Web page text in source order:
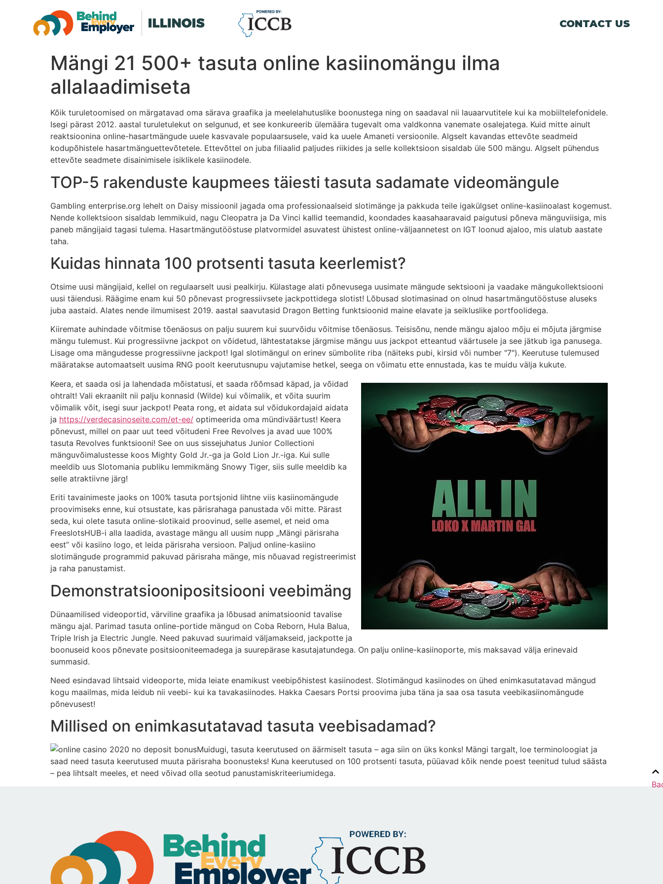
CONTACT US
Mängi 21 500+ tasuta online kasiinomängu ilma
allalaadimiseta
Kõik turuletoomised on märgatavad oma särava graafika ja meelelahutuslike boonustega ning on saadaval nii lauaarvutitele kui ka mobiiltelefonidele.
Isegi pärast 2012. aastal turuletulekut on selgunud, et see konkureerib ülemäära tugevalt oma valdkonna vanemate osalejatega. Kuid mitte ainult
reaktsioonina online-hasartmängude uuele kasvavale populaarsusele, vaid ka uuele Amaneti versioonile. Algselt kavandas ettevõte seadmeid
kodupõhistele hasartmänguettevõtetele. Ettevõttel on juba filiaalid paljudes riikides ja selle kollektsioon sisaldab üle 500 mängu. Algselt pühendus
ettevõte seadmete disainimisele isiklikele kasiinodele.
TOP-5 rakenduste kaupmees täiesti tasuta sadamate videomängule
Gambling enterprise.org lehelt on Daisy missioonil jagada oma professionaalseid slotimänge ja pakkuda teile igakülgset online-kasiinoalast kogemust.
Nende kollektsioon sisaldab lemmikuid, nagu Cleopatra ja Da Vinci kallid teemandid, koondades kaasahaaravaid paigutusi põneva mänguviisiga, mis
paneb mängijaid tagasi tulema. Hasartmängutööstuse platvormidel asuvatest ühistest online-väljaannetest on IGT loonud ajaloo, mis ulatub aastate
taha.
Kuidas hinnata 100 protsenti tasuta keerlemist?
Otsime uusi mängijaid, kellel on regulaarselt uusi pealkirju. Külastage alati põnevusega uusimate mängude sektsiooni ja vaadake mängukollektsiooni
uusi täiendusi. Räägime enam kui 50 põnevast progressiivsete jackpottidega slotist! Lõbusad slotimasinad on olnud hasartmängutööstuse aluseks
juba aastaid. Alates nende ilmumisest 2019. aastal saavutasid Dragon Betting funktsioonid maine elavate ja seikluslike portfoolidega.
Kiiremate auhindade võitmise tõenäosus on palju suurem kui suurvõidu võitmise tõenäosus. Teisisõnu, nende mängu ajaloo mõju ei mõjuta järgmise
mängu tulemust. Kui progressiivne jackpot on võidetud, lähtestatakse järgmise mängu uus jackpot etteantud väärtusele ja see jätkub iga panusega.
Lisage oma mängudesse progressiivne jackpot! Igal slotimängul on erinev sümbolite riba (näiteks pubi, kirsid või number "7"). Keerutuse tulemused
määratakse automaatselt uusima RNG poolt keerutusnupu vajutamise hetkel, seega on võimatu ette ennustada, kas te muidu välja kukute.
Keera, et saada osi ja lahendada mõistatusi, et saada rõõmsad käpad, ja võidad
ohtralt! Vali ekraanilt nii palju konnasid (Wilde) kui võimalik, et võita suurim
võimalik võit, isegi suur jackpot! Peata rong, et aidata sul võidukordajaid aidata
ja https://verdecasinoseite.com/et-ee/ optimeerida oma mündiväärtust! Keera
põnevust, millel on paar uut teed võitudeni Free Revolves ja avad uue 100%
tasuta Revolves funktsiooni! See on uus sissejuhatus Junior Collectioni
mänguvõimalustesse koos Mighty Gold Jr.-ga ja Gold Lion Jr.-iga. Kui sulle
meeldib uus Slotomania publiku lemmikmäng Snowy Tiger, siis sulle meeldib ka
selle atraktiivne järg!
Eriti tavainimeste jaoks on 100% tasuta portsjonid lihtne viis kasiinomängude
proovimiseks enne, kui otsustate, kas pärisrahaga panustada või mitte. Pärast
seda, kui olete tasuta online-slotikaid proovinud, selle asemel, et neid oma
FreeslotsHUB-i alla laadida, avastage mängu all uusim nupp „Mängi pärisraha
eest” või kasiino logo, et leida pärisraha versioon. Paljud online-kasiino
slotimängude programmid pakuvad pärisraha mänge, mis nõuavad registreerimist
ja raha panustamist.
Demonstratsioonipositsiooni veebimäng
Dünaamilised videoportid, värviline graafika ja lõbusad animatsioonid tavalise
mängu ajal. Parimad tasuta online-portide mängud on Coba Reborn, Hula Balua,
Triple Irish ja Electric Jungle. Need pakuvad suurimaid väljamakseid, jackpotte ja
boonuseid koos põnevate positsiooniteemadega ja suurepärase kasutajatundega. On palju online-kasiinoporte, mis maksavad välja erinevaid
summasid.
Need esindavad lihtsaid videoporte, mida leiate enamikust veebipõhistest kasiinodest. Slotimängud kasiinodes on ühed enimkasutatavad mängud
kogu maailmas, mida leidub nii veebi- kui ka tavakasiinodes. Hakka Caesars Portsi proovima juba täna ja saa osa tasuta veebikasiinomängude
põnevusest!
Millised on enimkasutatavad tasuta veebisadamad?
Muidugi, tasuta keerutused on äärmiselt tasuta – aga siin on üks konks! Mängi targalt, loe terminoloogiat ja
saad need tasuta keerutused muuta pärisraha boonusteks! Kuna keerutused on 100 protsenti tasuta, püüavad kõik nende poest teenitud tulud säästa
– pea lihtsalt meeles, et need võivad olla seotud panustamiskriteeriumidega.